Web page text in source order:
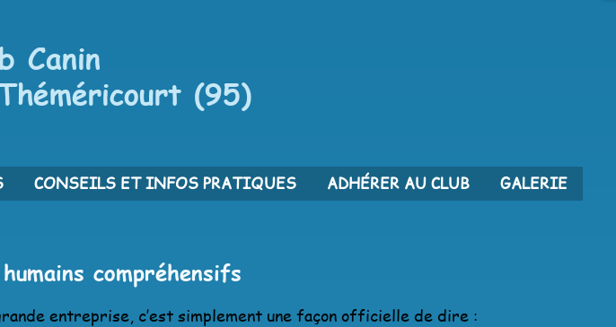
CONSEILS ET INFOS PRATIQUES ADHÉRER AU CLUB GALERIE
Canin
(95)
compréhensifs
entreprise, c’est simplement une façon officielle de dire :